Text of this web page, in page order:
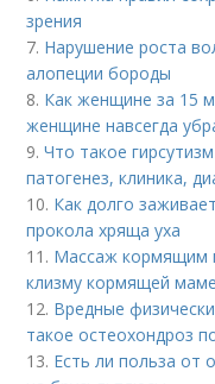
зрения
7. Нарушение роста
алопеции бороды
8. Как женщине за 15
женщине навсегда
9.Что такое
патогенез, клиника,
10. Как долго
прокола хряща уха
11. Массаж кормящим
клизму кормящей
12. Вредные
такое остеохондроз
13. Есть ли польза от